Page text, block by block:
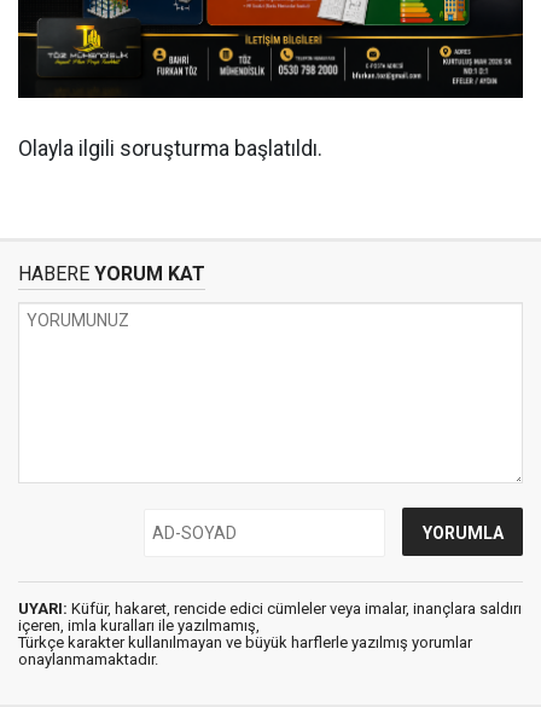
Olayla ilgili soruşturma başlatıldı.
HABERE YORUM KAT
UYARI: Küfür, hakaret, rencide edici cümleler veya imalar, inançlara saldırı
içeren, imla kuralları ile yazılmamış,
Türkçe karakter kullanılmayan ve büyük harflerle yazılmış yorumlar
onaylanmamaktadır.